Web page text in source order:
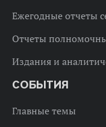
Ежегодные отчеты
Отчеты
Издания и
СОБЫТИЯ
Главные темы